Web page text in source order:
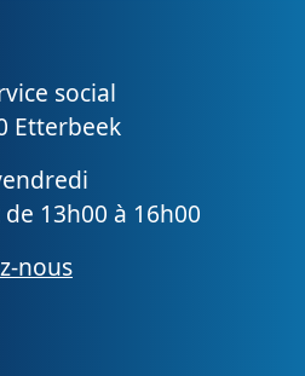
social
Etterbeek
13h00 à 16h00
nous